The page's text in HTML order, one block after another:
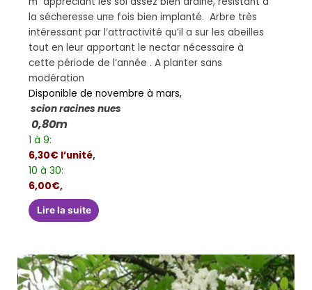
la sécheresse une fois bien implanté. Arbre très
intéressant par l’attractivité qu’il a sur les abeilles
tout en leur apportant le nectar nécessaire à
cette période de l’année . A planter sans
modération
Disponible de novembre à mars,
scion racines nues
0,80m
1 à 9:
6,30€ l’unité,
10 à 30:
6,00€,
Lire la suite